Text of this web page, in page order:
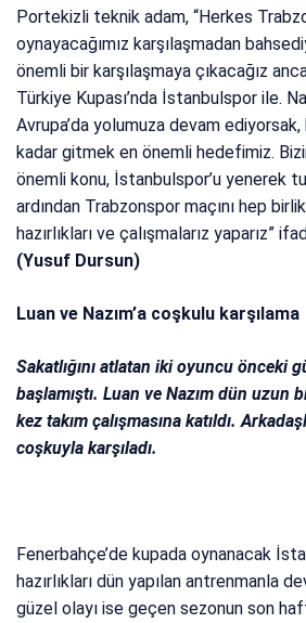
Portekizli teknik adam, “Herkes
oynayacağımız karşılaşmadan
önemli bir karşılaşmaya çıkacağız
Türkiye Kupası’nda İstanbulspor ile.
Avrupa’da yolumuza devam
kadar gitmek en önemli hedefimiz.
önemli konu, İstanbulspor’u yenerek
ardından Trabzonspor maçını hep
hazırlıkları ve çalışmalarız yaparız”
(Yusuf Dursun)
Luan ve Nazım’a coşkulu karşılama
Sakatlığını atlatan iki oyuncu önceki
başlamıştı. Luan ve Nazım dün uzun
kez takım çalışmasına katıldı.
coşkuyla karşıladı.
Fenerbahçe’de kupada oynanacak
hazırlıkları dün yapılan antrenmanla
güzel olayı ise geçen sezonun son